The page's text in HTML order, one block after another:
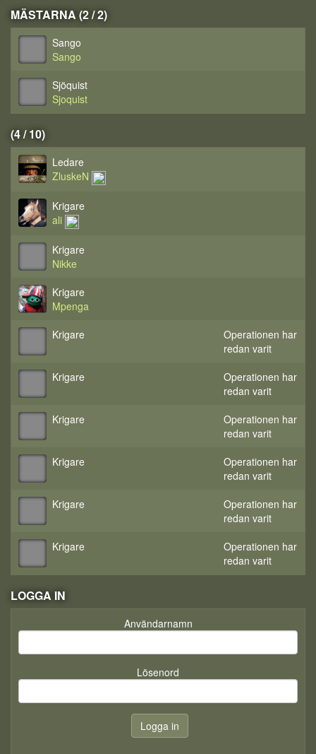
MÄSTARNA (2 / 2)
Sango
Sango
Sjöquist
Sjoquist
(4 / 10)
Ledare
ZluskeN
Krigare
ali
Krigare
Nikke
Krigare
Mpenga
Krigare
Operationen har
redan varit
Krigare
Operationen har
redan varit
Krigare
Operationen har
redan varit
Krigare
Operationen har
redan varit
Krigare
Operationen har
redan varit
Krigare
Operationen har
redan varit
LOGGA IN
Användarnamn
Lösenord